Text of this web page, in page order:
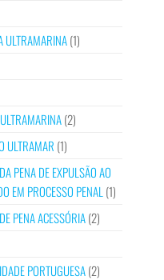
ULTRAMARINA(1)
(2)
ULTRAMAR (1)
PENA DE EXPULSÃO AO
EM PROCESSO PENAL (1)
PENA ACESSÓRIA(2)
PORTUGUESA(2)